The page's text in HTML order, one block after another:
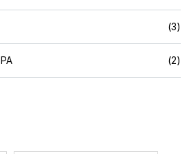
(3)
(2)